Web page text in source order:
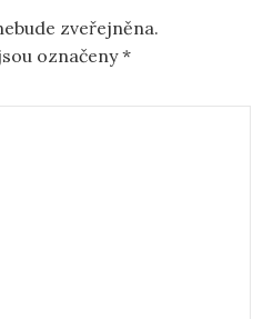
zveřejněna.
označeny*